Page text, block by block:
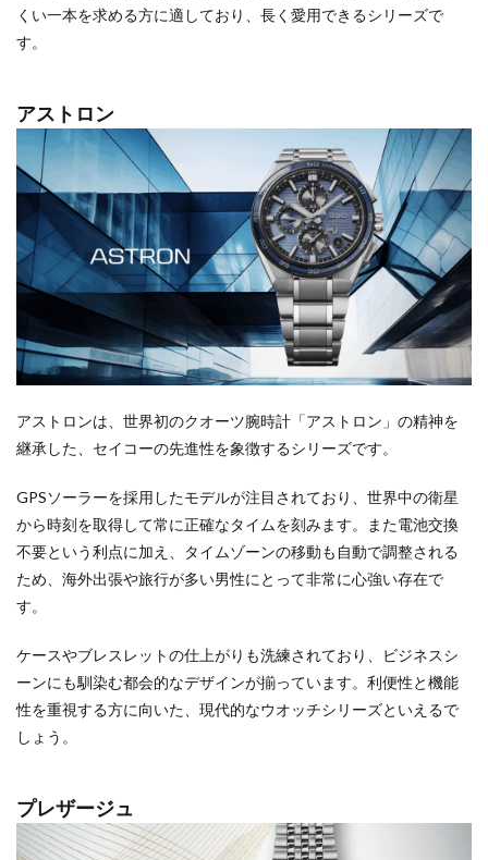
くい一本を求める方に適しており、長く愛用できるシリーズで
す。
アストロン
アストロンは、世界初のクオーツ腕時計「アストロン」の精神を
継承した、セイコーの先進性を象徴するシリーズです。
GPSソーラーを採用したモデルが注目されており、世界中の衛星
から時刻を取得して常に正確なタイムを刻みます。また電池交換
不要という利点に加え、タイムゾーンの移動も自動で調整される
ため、海外出張や旅行が多い男性にとって非常に心強い存在で
す。
ケースやブレスレットの仕上がりも洗練されており、ビジネスシ
ーンにも馴染む都会的なデザインが揃っています。利便性と機能
性を重視する方に向いた、現代的なウオッチシリーズといえるで
しょう。
プレザージュ